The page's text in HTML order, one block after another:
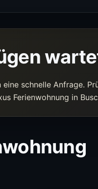
schnelle Anfrage.
Ferienwohnung in